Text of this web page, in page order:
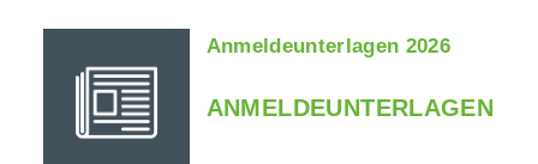
Anmeldeunterlagen 2026
ANMELDEUNTERLAGEN